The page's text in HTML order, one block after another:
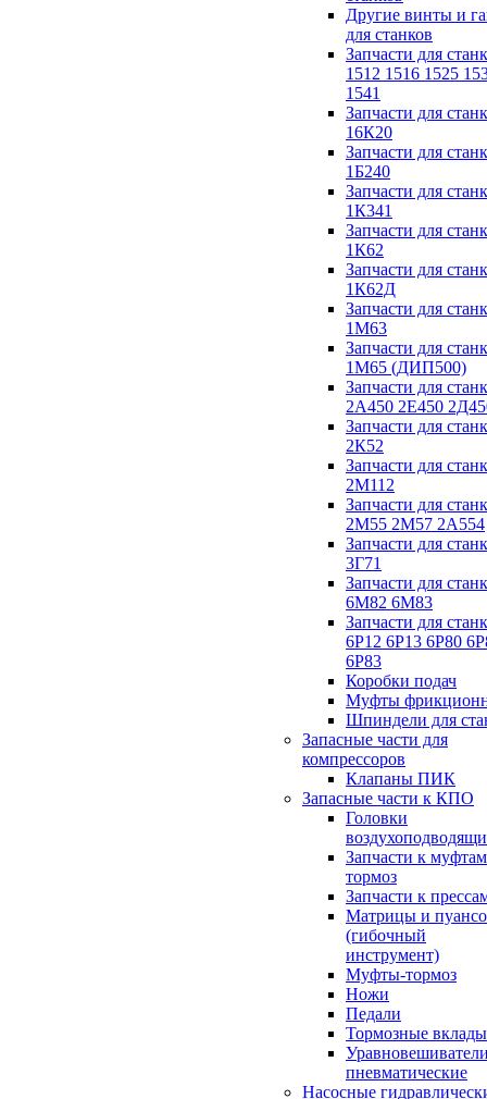
Другие винты и
для станков
Запчасти для
1512 1516 1525
1541
Запчасти для
16К20
Запчасти для
1Б240
Запчасти для
1К341
Запчасти для
1К62
Запчасти для
1К62Д
Запчасти для
1М63
Запчасти для
1М65 (ДИП500)
Запчасти для
2А450 2Е450
Запчасти для
2К52
Запчасти для
2М112
Запчасти для
2М55 2М57 2А554
Запчасти для
3Г71
Запчасти для
6М82 6М83
Запчасти для
6Р12 6Р13 6Р80
6Р83
Коробки подач
Муфты
Шпиндели для
Запасные части для
компрессоров
Клапаны ПИК
Запасные части к КПО
Головки
Запчасти к муфтам
тормоз
Запчасти к
Матрицы и
(гибочный
инструмент)
Муфты-тормоз
Ножи
Педали
Тормозные
Уравновешиватели
пневматические
Насосные